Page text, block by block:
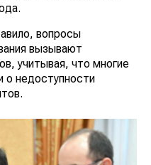
вопросы
вызывают
учитывая, что многие
о недоступности